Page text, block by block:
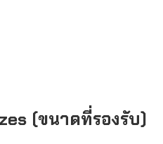
(ขนาดที่รองรับ)